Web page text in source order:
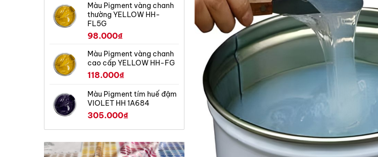
Màu Pigment vàng chanh
thường YELLOW HH-
FL5G
98.000₫
Màu Pigment vàng chanh
cao cấp YELLOW HH-FG
118.000₫
Màu Pigment tím huế đậm
VIOLET HH 1A684
305.000₫